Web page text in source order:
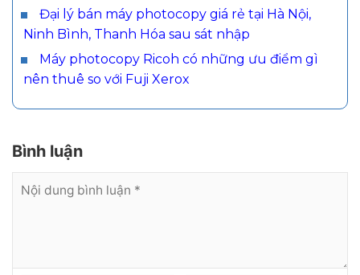
Đại lý bán máy photocopy giá rẻ tại Hà Nội,
Ninh Bình, Thanh Hóa sau sát nhập
Máy photocopy Ricoh có những ưu điểm gì
nên thuê so với Fuji Xerox
Bình luận